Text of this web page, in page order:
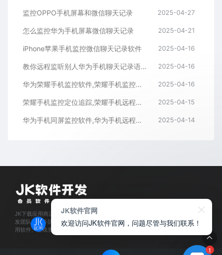
监控OPPO手机屏幕和微信聊天记录 2025-04-27
怎么监控华为手机屏幕微信聊天记录 2025-04-21
iPhone苹果手机监控微信聊天记录软件 2025-04-16
教你远程监听别人华为手机聊天记录语音通话内容 2025-04-16
华为荣耀手机监控软件,荣耀手机监控微信聊天记录APP 2025-04-16
荣耀手机监控定位追踪,荣耀手机远程监控同屏APP 2025-04-15
华为手机同屏监控软件,华为手机远程监控APP 2025-04-14
JK下载应用商店是经过官方认证,保障正版的软件下载平台,拥有业内资深软件开
发团队和服务队伍,所有软件都通过人工亲测,为每位会员用户提供安全可靠的应
用软件、游戏资源下载及程序开发服务。
1
JK软件官网
欢迎访问JK软件官网，问题尽管与我们联系！